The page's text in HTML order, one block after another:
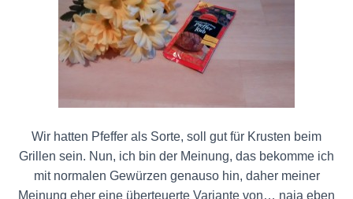
Wir hatten Pfeffer als Sorte, soll gut für Krusten beim
Grillen sein. Nun, ich bin der Meinung, das bekomme ich
mit normalen Gewürzen genauso hin, daher meiner
Meinung eher eine überteuerte Variante von… naja eben